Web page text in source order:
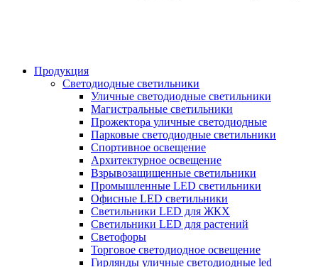
Продукция
Светодиодные светильники
Уличные светодиодные светильники
Магистральные светильники
Прожектора уличные светодиодные
Парковые светодиодные светильники
Спортивное освещение
Архитектурное освещение
Взрывозащищенные светильники
Промышленные LED светильники
Офисные LED светильники
Cветильники LED для ЖКХ
Светильники LED для растений
Светофоры
Торговое светодиодное освещение
Гирлянды уличные светодиодные led